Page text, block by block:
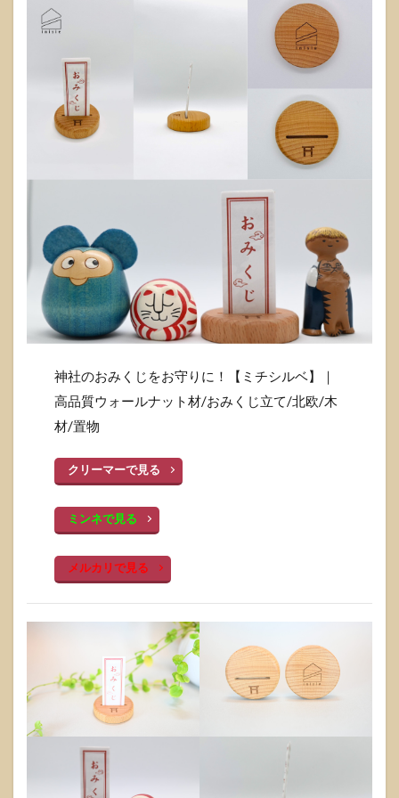
神社のおみくじをお守りに！【ミチシルベ】｜
高品質ウォールナット材/おみくじ立て/北欧/木
材/置物
クリーマーで見る
ミンネで見る
メルカリで見る